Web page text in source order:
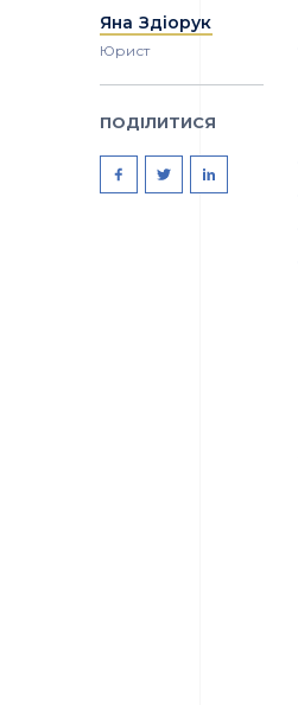
Яна Здіорук
Юрист
ПОДІЛИТИСЯ